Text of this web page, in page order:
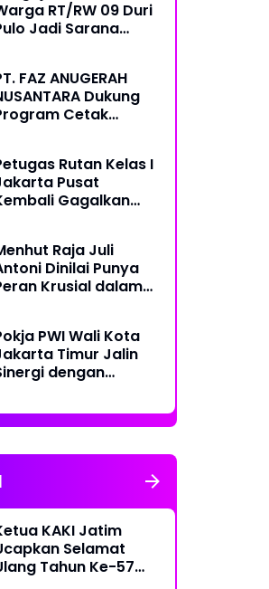
Diduga Gelapkan Mobil
Makassar Diburu Warga
Kasus Ini
RT/RW 09 Duri
Jadi Sarana
FAZ ANUGERAH
Dukung
Cetak
Rutan Kelas I
Pusat
Gagalkan
di
Dalam
Raja Juli
Dinilai Punya
Krusial dalam
PWI Wali Kota
Timur Jalin
dengan
Perkuat
Informasi
KAKI Jatim
Selamat
Tahun Ke-57